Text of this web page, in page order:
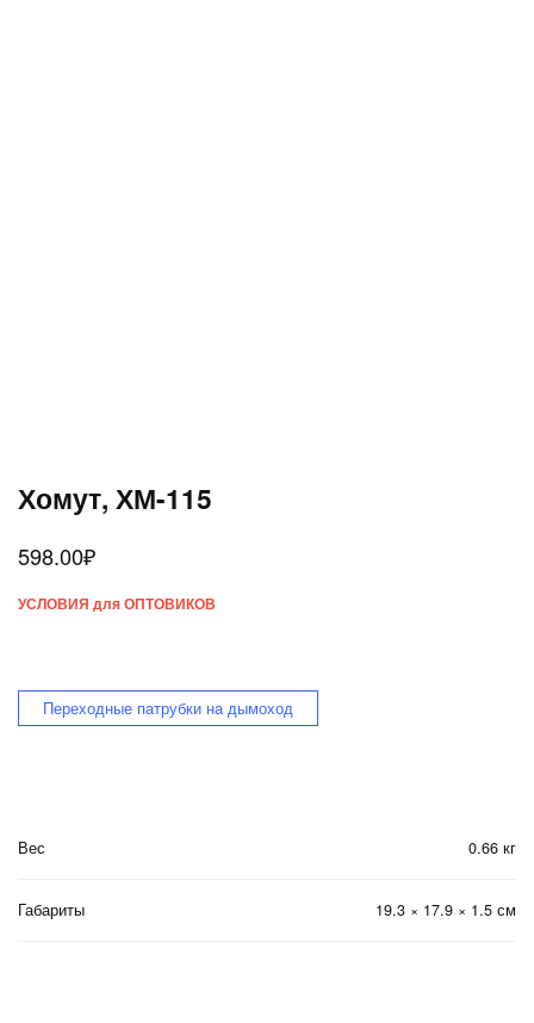
Хомут, ХМ-115
598.00₽
УСЛОВИЯ для ОПТОВИКОВ
Переходные патрубки на дымоход
Вес 0.66 кг
Габариты 19.3 × 17.9 × 1.5 см